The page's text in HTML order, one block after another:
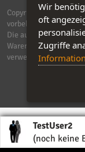
TestUser2
(noch keine
Copyright © 2026
vorbehalten.
Die auf dieser Seite
Warenzeichen sind
verwendet Affiliat-
Wir
oft
Zugriffe